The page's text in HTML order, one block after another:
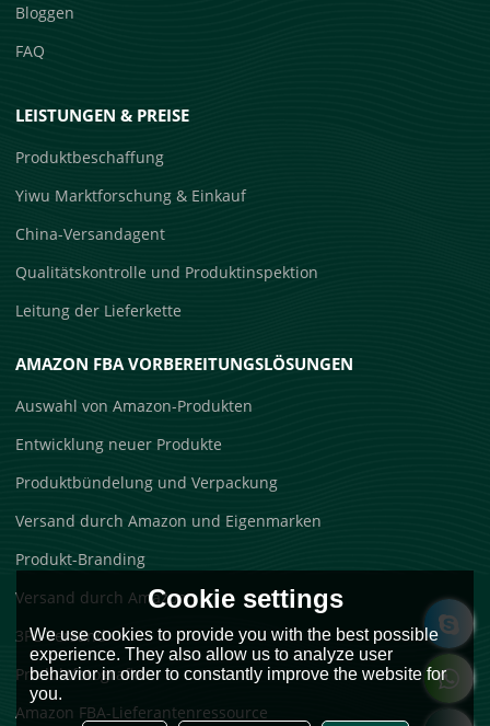
Bloggen
FAQ
LEISTUNGEN & PREISE
Produktbeschaffung
Yiwu Marktforschung & Einkauf
China-Versandagent
Qualitätskontrolle und Produktinspektion
Leitung der Lieferkette
AMAZON FBA VORBEREITUNGSLÖSUNGEN
Auswahl von Amazon-Produkten
Entwicklung neuer Produkte
Produktbündelung und Verpackung
Versand durch Amazon und Eigenmarken
Produkt-Branding
Versand durch Amazon
3PL-Versand
Produktfotografie
Amazon FBA-Lieferantenressource
Cookie settings
We use cookies to provide you with the best possible
experience. They also allow us to analyze user
behavior in order to constantly improve the website for
you.